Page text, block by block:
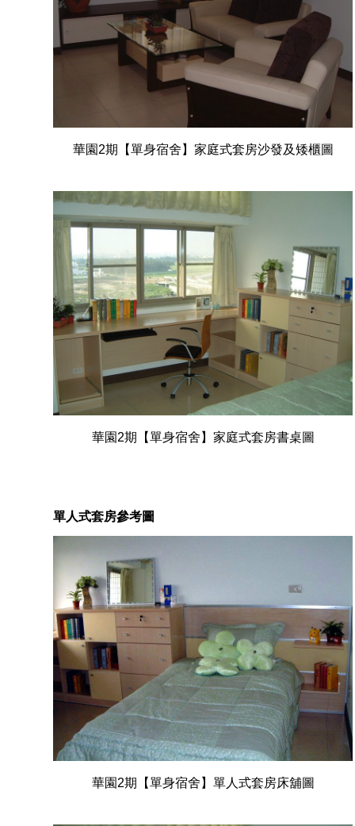
華園2期【單身宿舍】家庭式套房沙發及矮櫃圖
華園2期【單身宿舍】家庭式套房書桌圖
單人式套房參考圖
華園2期【單身宿舍】單人式套房床舖圖